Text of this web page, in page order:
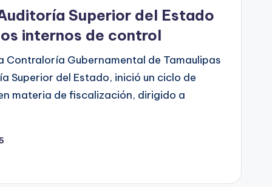
Superior del Estado
internos de control
Contraloría Gubernamental de Tamaulipas
Superior del Estado, inició un ciclo de
materia de fiscalización, dirigido a